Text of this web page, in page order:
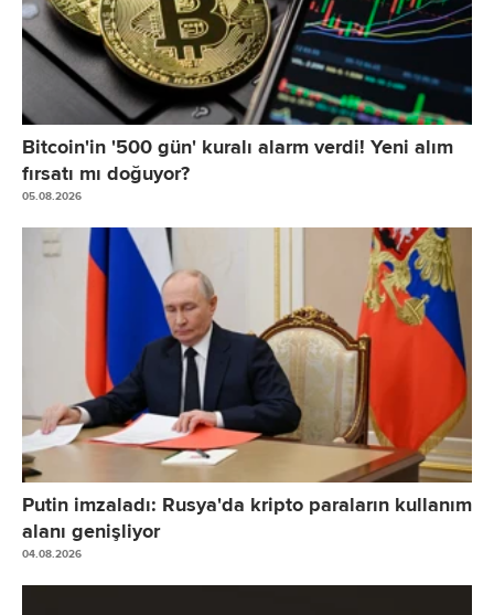
Bitcoin'in '500 gün' kuralı alarm verdi! Yeni alım
fırsatı mı doğuyor?
05.08.2026
Putin imzaladı: Rusya'da kripto paraların kullanım
alanı genişliyor
04.08.2026